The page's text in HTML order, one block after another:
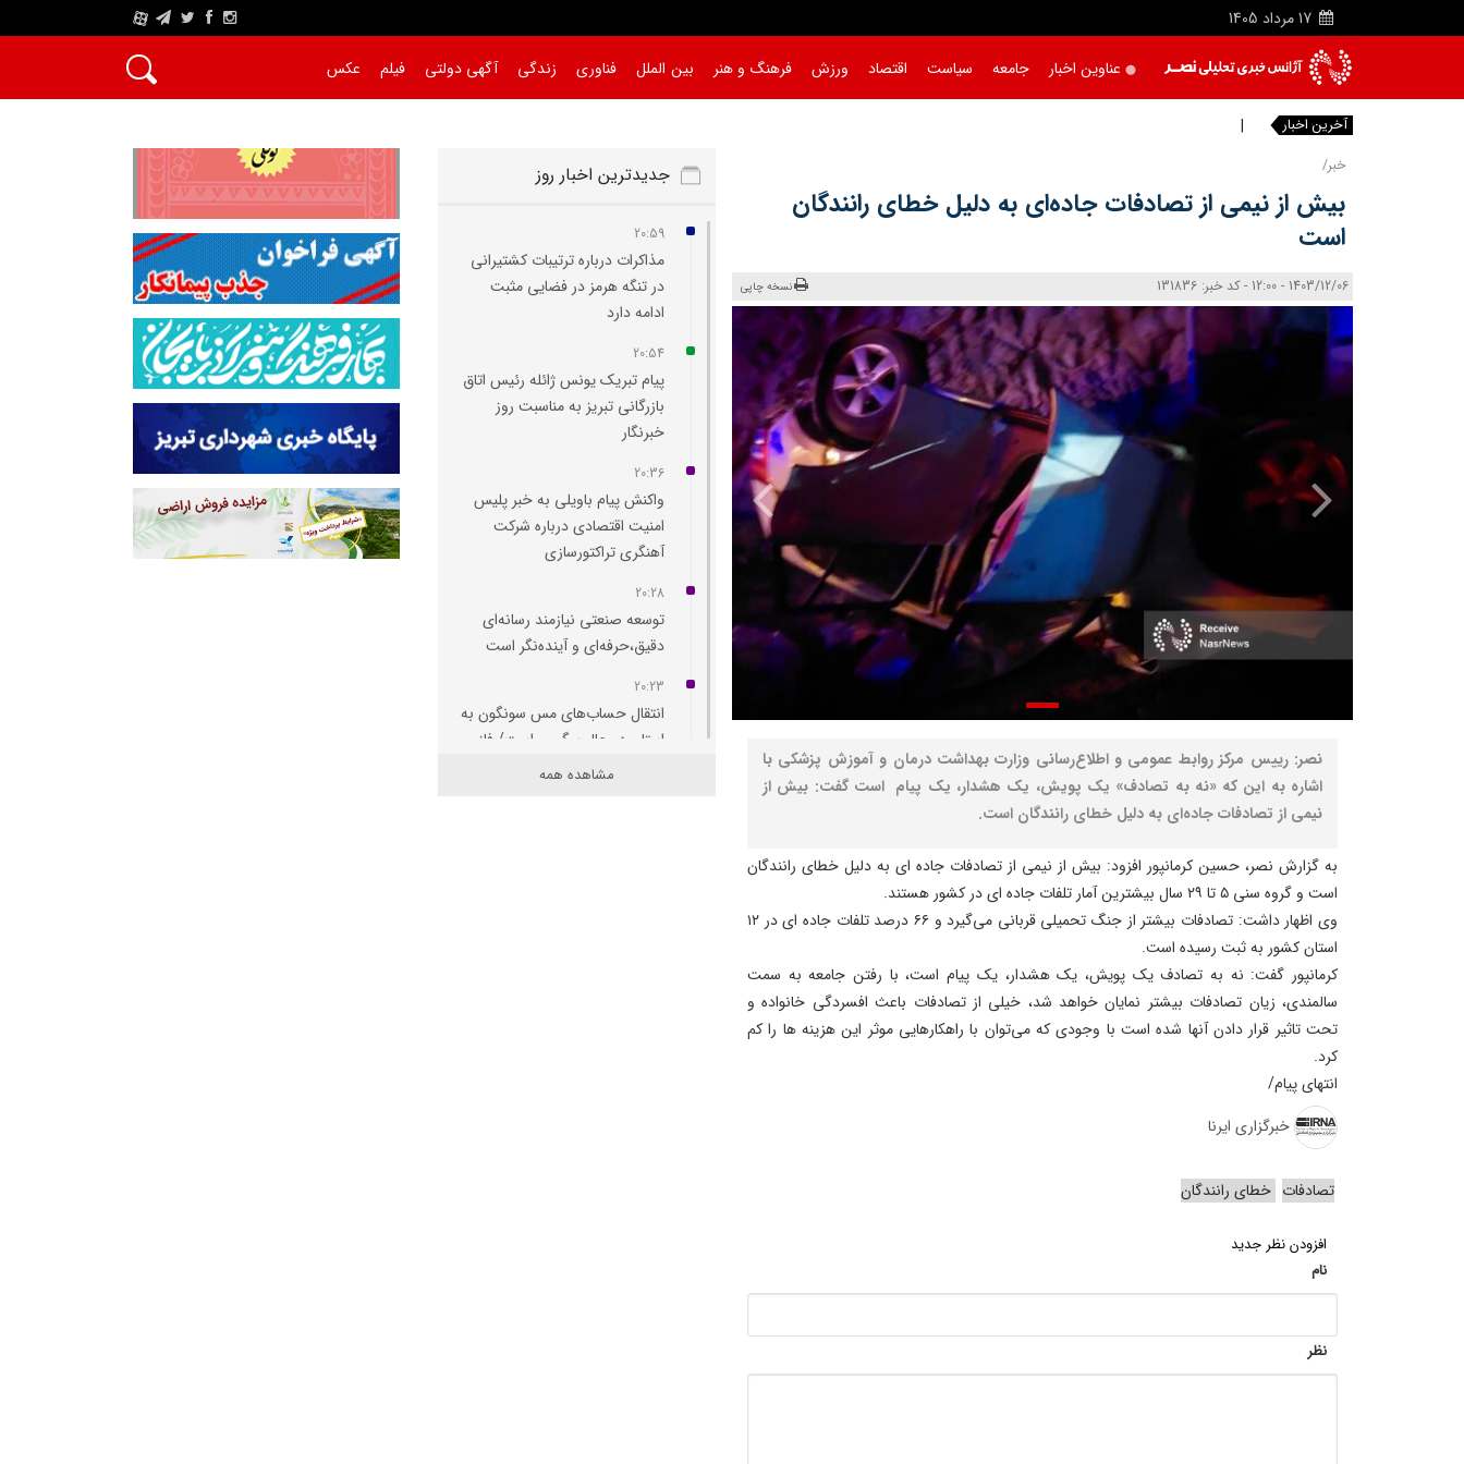
17 مرداد 1405
A
عناوین اخبار جامعه سیاست اقتصاد ورزش فرهنگ و هنر بین الملل فناوری زندگی آگهی دولتی فیلم عکس
آخرین اخبار مذاکرا
خبر/
بیش از نیمی از تصادفات جاده‌ای به دلیل خطای رانندگان
است
1403/12/06 - 12:00 - کد خبر: 131836 نسخه چاپی
نصر: رییس مرکز روابط عمومی و اطلاع‌رسانی وزارت بهداشت درمان و آموزش پزشکی با
اشاره به این که «نه به تصادف» یک پویش، یک هشدار، یک پیام است گفت: بیش از
نیمی از تصادفات جاده‌ای به دلیل خطای رانندگان است.
به گزارش نصر، حسین کرمان‍پور افزود: بیش از نیمی از تصادفات جاده ای به دلیل خطای رانندگان
است و گروه سنی ۵ تا ۲۹ سال بیشترین آمار تلفات جاده ای در کشور هستند.
وی اظهار داشت: تصادفات بیشتر از جنگ تحمیلی قربانی می‌گیرد و ۶۶ درصد تلفات جاده ای در ۱۲
استان کشور به ثبت رسیده است.
کرمانپور گفت: نه به تصادف یک پویش، یک هشدار، یک پیام است، با رفتن جامعه به سمت
سالمندی، زیان تصادفات بیشتر نمایان خواهد شد، خیلی از تصادفات باعث افسردگی خانواده و
تحت تاثیر قرار دادن آنها شده است با وجودی که می‌توان با راهکارهایی موثر این هزینه ها را کم
کرد.
انتهای پیام/
خبرگزاری ایرنا
تصادفات خطای رانندگان
افزودن نظر جدید
نام
نظر
جدیدترین اخبار روز
20:59
مذاکرات درباره ترتیبات کشتیرانی
در تنگه هرمز در فضایی مثبت
ادامه دارد
20:54
پیام تبریک یونس ژائله رئیس اتاق
بازرگانی تبریز به مناسبت روز
خبرنگار
20:36
واکنش پیام باویلی به خبر پلیس
امنیت اقتصادی درباره شرکت
آهنگری تراکتورسازی
20:28
توسعه صنعتی نیازمند رسانه‌‌ای
دقیق،حرفه‌ای و آینده‌نگر است
20:23
انتقال حساب‌های مس سونگون به
استان در حال پیگیری است/ فاز
مشاهده همه